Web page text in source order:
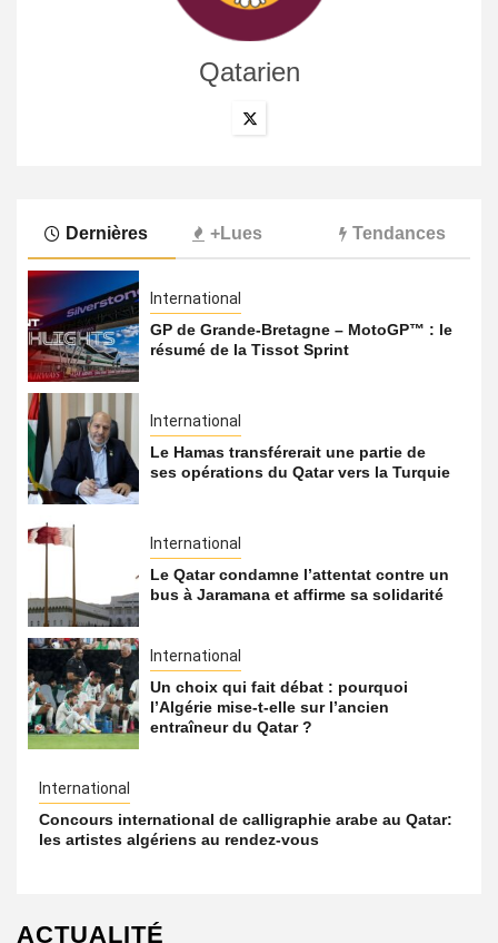
Qatarien
Dernières +Lues Tendances
International
GP de Grande-Bretagne – MotoGP™ : le
résumé de la Tissot Sprint
International
Le Hamas transférerait une partie de
ses opérations du Qatar vers la Turquie
International
Le Qatar condamne l’attentat contre un
bus à Jaramana et affirme sa solidarité
International
Un choix qui fait débat : pourquoi
l’Algérie mise-t-elle sur l’ancien
entraîneur du Qatar ?
International
Concours international de calligraphie arabe au Qatar:
les artistes algériens au rendez-vous
ACTUALITÉ